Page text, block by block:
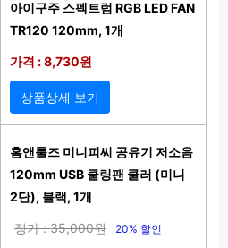
아이구주 스펙트럼 RGB LED FAN
TR120 120mm, 1개
가격 : 8,730원
상품상세 보기
홈앤툴즈 미니피씨 공유기 저소음
120mm USB 쿨링팬 쿨러 (미니
2단), 블랙, 1개
정가 : 35,000원 20% 할인